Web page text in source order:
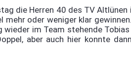
die Herren 40 des TV
oder weniger klar
im Team stehende
aber auch hier konnte